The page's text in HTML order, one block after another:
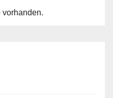
vorhanden.